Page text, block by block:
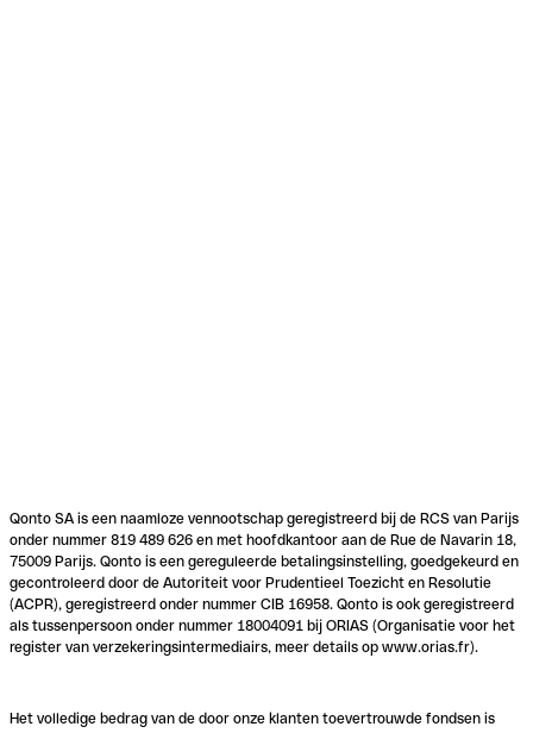
Qonto SA is een naamloze vennootschap geregistreerd bij de RCS van Parijs
onder nummer 819 489 626 en met hoofdkantoor aan de Rue de Navarin 18,
75009 Parijs. Qonto is een gereguleerde betalingsinstelling, goedgekeurd en
gecontroleerd door de Autoriteit voor Prudentieel Toezicht en Resolutie
(ACPR), geregistreerd onder nummer CIB 16958. Qonto is ook geregistreerd
als tussenpersoon onder nummer 18004091 bij ORIAS (Organisatie voor het
register van verzekeringsintermediairs, meer details op www.orias.fr).
Het volledige bedrag van de door onze klanten toevertrouwde fondsen is